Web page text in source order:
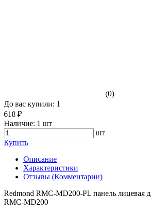
(0)
До вас купили: 1
618 ₽
Наличие: 1 шт
шт
Купить
Описание
Характеристики
Отзывы (Комментарии)
Redmond RMC-MD200-PL панель лицевая
RMC-MD200